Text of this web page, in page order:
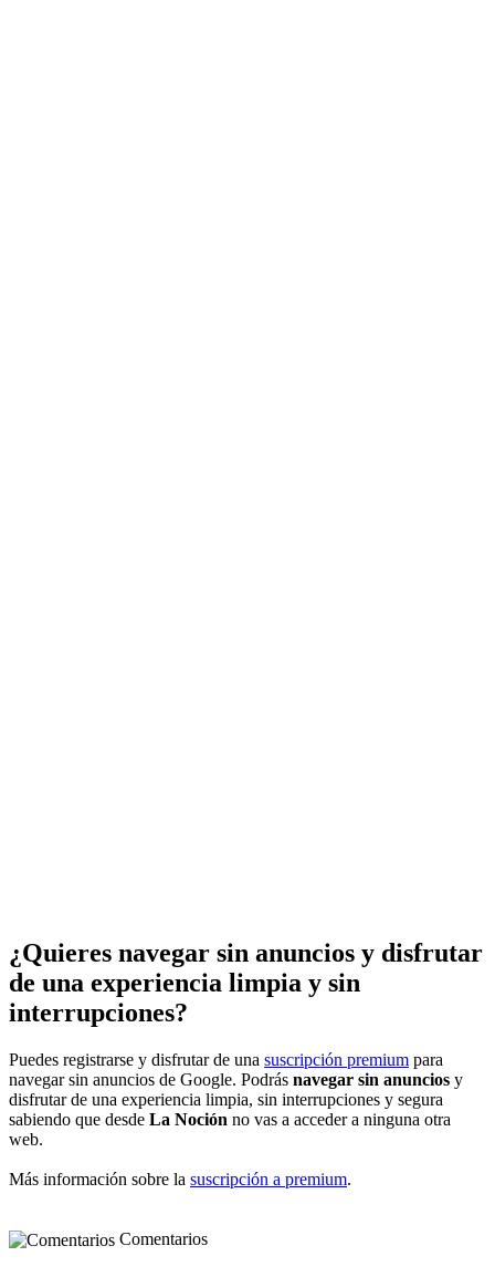
¿Quieres navegar sin anuncios y disfrutar
de una experiencia limpia y sin
interrupciones?
Puedes registrarse y disfrutar de una suscripción premium para
navegar sin anuncios de Google. Podrás navegar sin anuncios y
disfrutar de una experiencia limpia, sin interrupciones y segura
sabiendo que desde La Noción no vas a acceder a ninguna otra
web.
Más información sobre la suscripción a premium.
Comentarios